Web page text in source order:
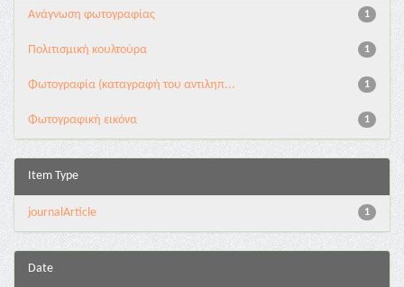
1
Ανάγνωση φωτογραφίας
1
Πολιτισμική κουλτούρα
1
Φωτογραφία (καταγραφή του αντιληπ...
1
Φωτογραφική εικόνα
Item Type
1
journalArticle
Date